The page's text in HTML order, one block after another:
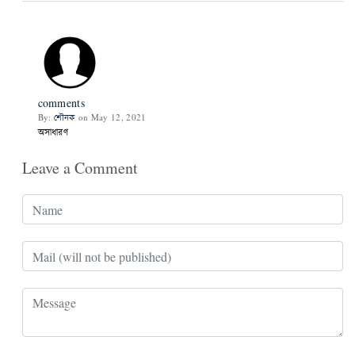
comments
By: শৌনক on May 12, 2021
অসাধারণ
Leave a Comment